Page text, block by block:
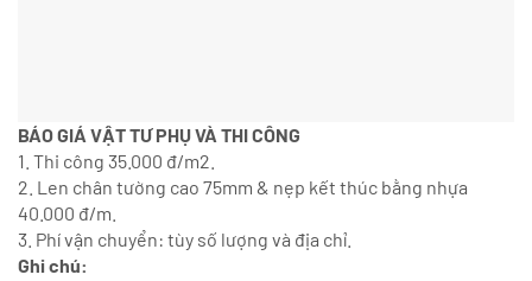
BÁO GIÁ VẬT TƯ PHỤ VÀ THI CÔNG
1. Thi công 35.000 đ/m2.
2. Len chân tường cao 75mm & nẹp kết thúc bằng nhựa
40.000 đ/m.
3. Phí vận chuyển: tùy số lượng và địa chỉ.
Ghi chú: